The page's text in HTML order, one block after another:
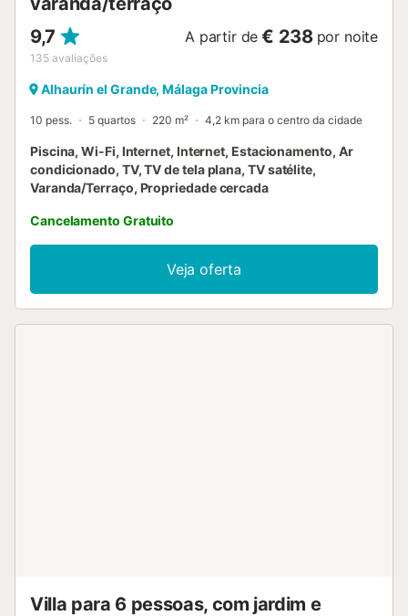
9,7
135 avaliações
A partir de € 238 por noite
Alhaurín el Grande, Málaga Provincia
10 pess. 5 quartos 220 m² 4,2 km para o centro da cidade
Piscina, Wi-Fi, Internet, Internet, Estacionamento, Ar
condicionado, TV, TV de tela plana, TV satélite,
Varanda/Terraço, Propriedade cercada
Cancelamento Gratuito
Veja oferta
Villa para 6 pessoas, com jardim e